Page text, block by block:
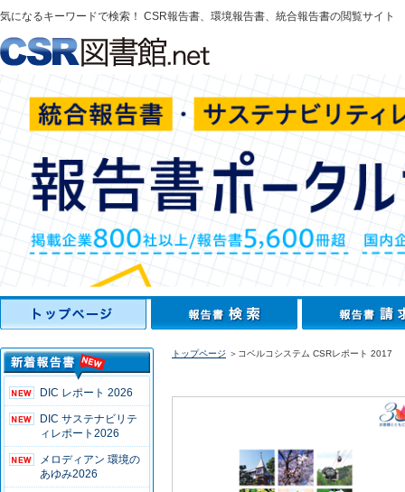
気になるキーワードで検索！ CSR報告書、環境報告書、統合報告書の閲覧サイト
DIC レポート 2026
DIC サステナビリテ
ィレポート2026
メロディアン 環境の
あゆみ2026
トップページ ＞コベルコシステム CSRレポート 2017